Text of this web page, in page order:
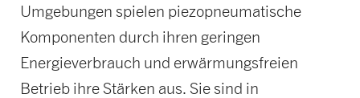
Umgebungen spielen piezopneumatische
Komponenten durch ihren geringen
Energieverbrauch und erwärmungsfreien
Betrieb ihre Stärken aus. Sie sind in